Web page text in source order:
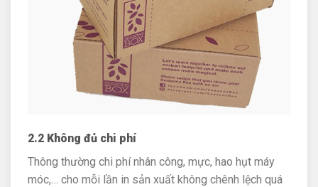
2.2 Không đủ chi phí
Thông thường chi phí nhân công, mực, hao hụt máy
móc,… cho mỗi lần in sản xuất không chênh lệch quá